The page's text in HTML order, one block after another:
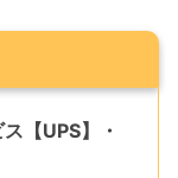
【UPS】・